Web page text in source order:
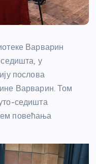
Варварин
у
послова
Варварин. Том
седишта
повећања